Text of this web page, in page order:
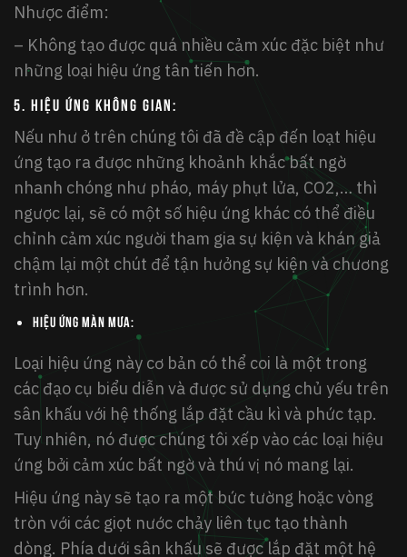
Nhược điểm:
– Không tạo được quá nhiều cảm xúc đặc biệt như
những loại hiệu ứng tân tiến hơn.
5. Hiệu ứng không gian:
Nếu như ở trên chúng tôi đã đề cập đến loạt hiệu
ứng tạo ra được những khoảnh khắc bất ngờ
nhanh chóng như pháo, máy phụt lửa, CO2,… thì
ngược lại, sẽ có một số hiệu ứng khác có thể điều
chỉnh cảm xúc người tham gia sự kiện và khán giả
chậm lại một chút để tận hưởng sự kiện và chương
trình hơn.
Hiệu ứng màn mưa:
Loại hiệu ứng này cơ bản có thể coi là một trong
các đạo cụ biểu diễn và được sử dụng chủ yếu trên
sân khấu với hệ thống lắp đặt cầu kì và phức tạp.
Tuy nhiên, nó được chúng tôi xếp vào các loại hiệu
ứng bởi cảm xúc bất ngờ và thú vị nó mang lại.
Hiệu ứng này sẽ tạo ra một bức tường hoặc vòng
tròn với các giọt nước chảy liên tục tạo thành
dòng. Phía dưới sân khấu sẽ được lắp đặt một hệ